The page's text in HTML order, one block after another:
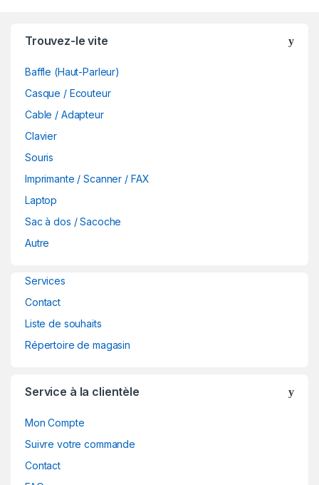
Trouvez-le vite
Baffle (Haut-Parleur)
Casque / Ecouteur
Cable / Adapteur
Clavier
Souris
Imprimante / Scanner / FAX
Laptop
Sac à dos / Sacoche
Autre
Services
Contact
Liste de souhaits
Répertoire de magasin
Service à la clientèle
Mon Compte
Suivre votre commande
Contact